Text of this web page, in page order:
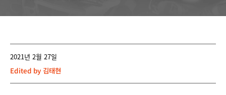
2021년 2월 27일
Edited by 김태현